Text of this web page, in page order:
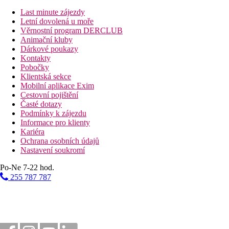
Last minute zájezdy
Letní dovolená u moře
Věrnostní program DERCLUB
Animační kluby
Dárkové poukazy
Kontakty
Pobočky
Klientská sekce
Mobilní aplikace Exim
Cestovní pojištění
Časté dotazy
Podmínky k zájezdu
Informace pro klienty
Kariéra
Ochrana osobních údajů
Nastavení soukromí
Po-Ne 7-22 hod.
255 787 787